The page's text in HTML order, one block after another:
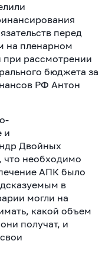
перед
на пленарном
при рассмотрении
бюджета за
РФ Антон
и
Двойных
что необходимо
АПК было
в
могли на
какой объем
получат, и